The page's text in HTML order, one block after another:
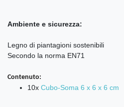
Ambiente e sicurezza:
Legno di piantagioni sostenibili
Secondo la norma EN71
Contenuto:
10x Cubo-Soma 6 x 6 x 6 cm